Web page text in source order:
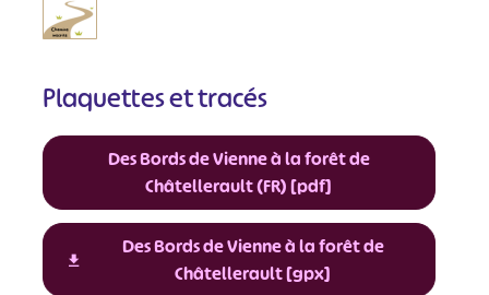
Plaquettes et tracés
Des Bords de Vienne à la forêt de
Châtellerault (FR) [pdf]
Des Bords de Vienne à la forêt de
Châtellerault [gpx]